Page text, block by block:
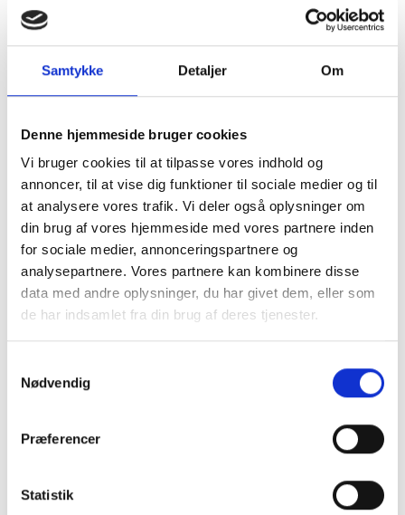
Samtykke Detaljer Om
Denne hjemmeside bruger cookies
Vi bruger cookies til at tilpasse vores indhold og
annoncer, til at vise dig funktioner til sociale medier og til
at analysere vores trafik. Vi deler også oplysninger om
din brug af vores hjemmeside med vores partnere inden
for sociale medier, annonceringspartnere og
analysepartnere. Vores partnere kan kombinere disse
data med andre oplysninger, du har givet dem, eller som
de har indsamlet fra din brug af deres tjenester.
Nødvendig
Præferencer
Statistik
Det er vigtigt at fremhæve, at ved passepartout i
efter de oplysningerne du giver os. Det betyder at
du her selv skal tage højde for et overlap til
lave hulmålet samme strørrelse som dit motiv, da
hulmålet 1 cm mindre på hvert led, så du har 5 mm
til fastmomtering.
Ved Passepartout i specialmål er det meste
muligt. Du kan både bestille et passepartout med
flere huller, eller få placering præcis hvor du
ønsker. Vi anbefaler at du som minimum laver en
kant på 2 cm og op efter.
Se eksempler herunder.